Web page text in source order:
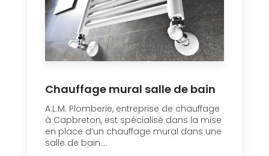
Chauffage mural salle de bain
A.L.M. Plomberie, entreprise de chauffage
à Capbreton, est spécialisé dans la mise
en place d’un chauffage mural dans une
salle de bain....